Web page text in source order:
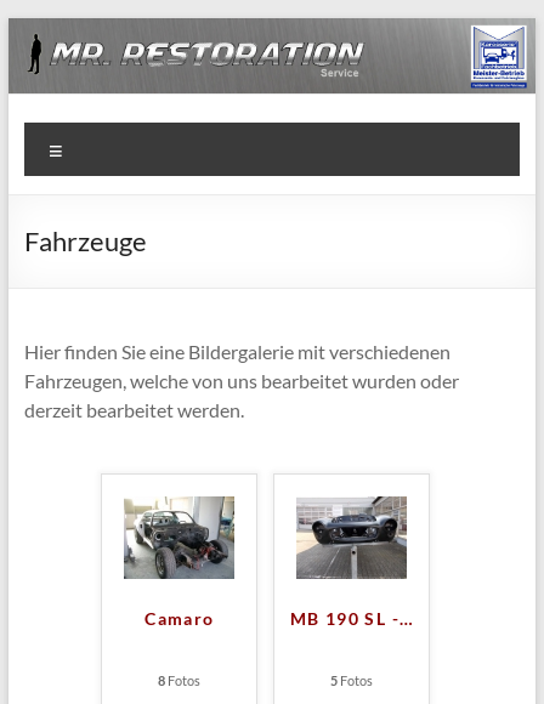
Zum
Inhalt
springen
Mr.
Restoration
Service
Fahrzeuge
in
Hessen
Fahrzeuge
Hier finden Sie eine Bildergalerie mit verschiedenen
Fahrzeugen, welche von uns bearbeitet wurden oder
derzeit bearbeitet werden.
Camaro
8 Fotos
MB 190 SL -…
5 Fotos